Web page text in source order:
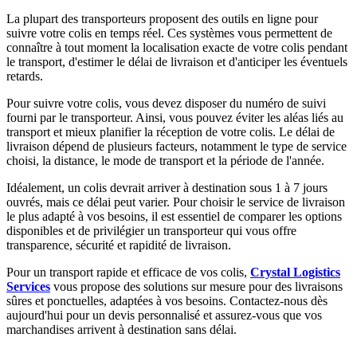
La plupart des transporteurs proposent des outils en ligne pour
suivre votre colis en temps réel. Ces systèmes vous permettent de
connaître à tout moment la localisation exacte de votre colis pendant
le transport, d'estimer le délai de livraison et d'anticiper les éventuels
retards.
Pour suivre votre colis, vous devez disposer du numéro de suivi
fourni par le transporteur. Ainsi, vous pouvez éviter les aléas liés au
transport et mieux planifier la réception de votre colis. Le délai de
livraison dépend de plusieurs facteurs, notamment le type de service
choisi, la distance, le mode de transport et la période de l'année.
Idéalement, un colis devrait arriver à destination sous 1 à 7 jours
ouvrés, mais ce délai peut varier. Pour choisir le service de livraison
le plus adapté à vos besoins, il est essentiel de comparer les options
disponibles et de privilégier un transporteur qui vous offre
transparence, sécurité et rapidité de livraison.
Pour un transport rapide et efficace de vos colis, Crystal Logistics
Services vous propose des solutions sur mesure pour des livraisons
sûres et ponctuelles, adaptées à vos besoins. Contactez-nous dès
aujourd'hui pour un devis personnalisé et assurez-vous que vos
marchandises arrivent à destination sans délai.